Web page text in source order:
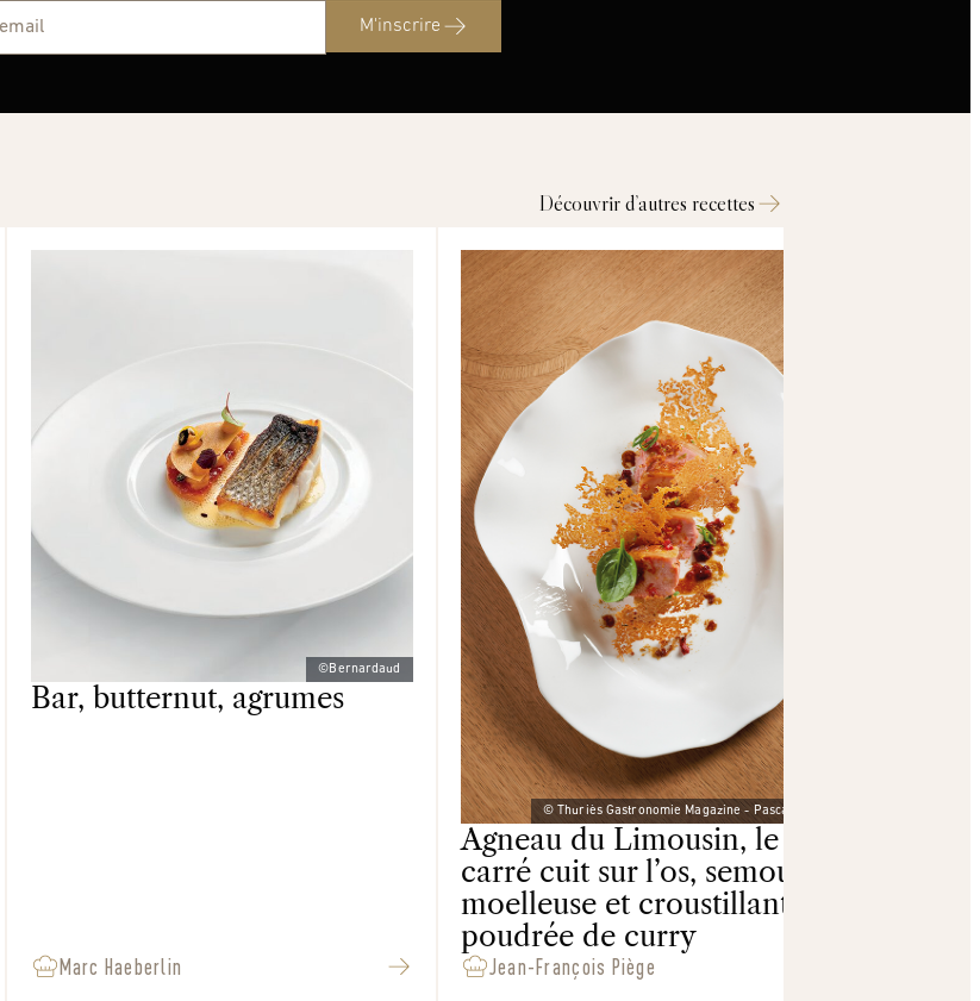
M'inscrire
Découvrir d’autres recettes
©Bernardaud
Salé
Bar, butternut, agrumes
Marc Haeberlin
© Thuriès Gastronomie Magazine - Pascal Lattes
Salé
Agneau du Limousin, le
carré cuit sur l’os, semoule
moelleuse et croustillante,
poudrée de curry
Jean-François Piège